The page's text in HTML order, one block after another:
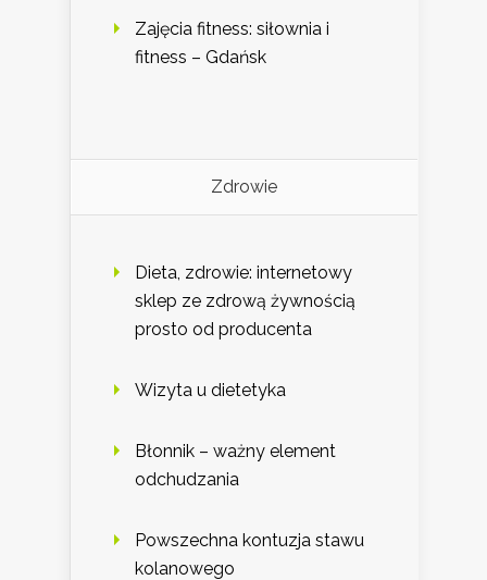
Zajęcia fitness: siłownia i
fitness – Gdańsk
Zdrowie
Dieta, zdrowie: internetowy
sklep ze zdrową żywnością
prosto od producenta
Wizyta u dietetyka
Błonnik – ważny element
odchudzania
Powszechna kontuzja stawu
kolanowego